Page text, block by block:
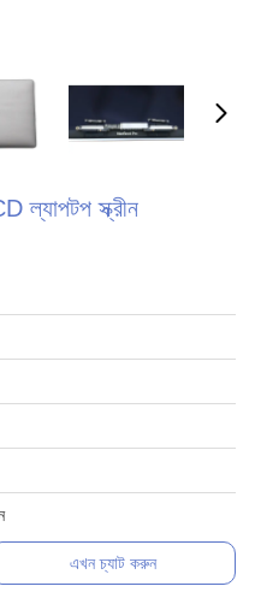
ল্যাপটপ স্ক্রীন
এখন চ্যাট করুন